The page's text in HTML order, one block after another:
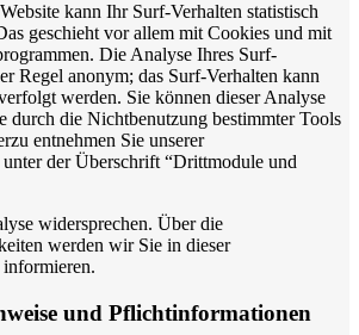
kann Ihr Surf-Verhalten statistisch
geschieht vor allem mit Cookies und mit
Die Analyse Ihres Surf-
Regel anonym; das Surf-Verhalten kann
werden. Sie können dieser Analyse
durch die Nichtbenutzung bestimmter Tools
entnehmen Sie unserer
der Überschrift “Drittmodule und
widersprechen. Über die
werden wir Sie in dieser
und Pflichtinformationen